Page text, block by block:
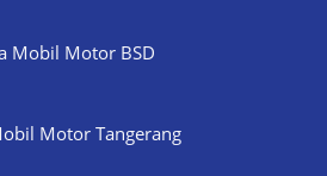
Mobil Motor BSD
Motor Tangerang